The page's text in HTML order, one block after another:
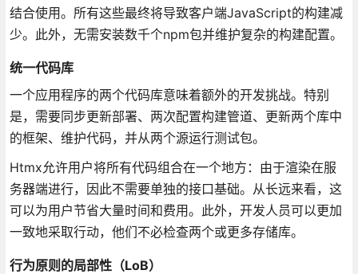
结合使用。所有这些最终将导致客户端JavaScript的构建减
少。此外，无需安装数千个npm包并维护复杂的构建配置。
统一代码库
一个应用程序的两个代码库意味着额外的开发挑战。特别
是，需要同步更新部署、两次配置构建管道、更新两个库中
的框架、维护代码，并从两个源运行测试包。
Htmx允许用户将所有代码组合在一个地方：由于渲染在服
务器端进行，因此不需要单独的接口基础。从长远来看，这
可以为用户节省大量时间和费用。此外，开发人员可以更加
一致地采取行动，他们不必检查两个或更多存储库。
行为原则的局部性（LoB）